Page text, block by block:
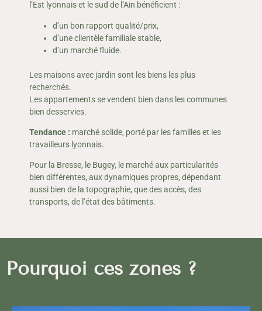
l’Est lyonnais et le sud de l’Ain bénéficient :
d’un bon rapport qualité/prix,
d’une clientèle familiale stable,
d’un marché fluide.
Les maisons avec jardin sont les biens les plus
recherchés.
Les appartements se vendent bien dans les communes
bien desservies.
Tendance : marché solide, porté par les familles et les
travailleurs lyonnais.
Pour la Bresse, le Bugey, le marché aux particularités
bien différentes, aux dynamiques propres, dépendant
aussi bien de la topographie, que des accès, des
transports, de l’état des bâtiments.
Pourquoi ces zones ?